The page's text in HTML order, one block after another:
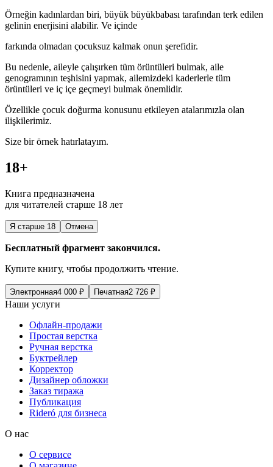
Örneğin kadınlardan biri, büyük büyükbabası tarafından terk edilen
gelinin enerjisini alabilir. Ve içinde
farkında olmadan çocuksuz kalmak onun şerefidir.
Bu nedenle, aileyle çalışırken tüm örüntüleri bulmak, aile
genogramının teşhisini yapmak, ailemizdeki kaderlerle tüm
örüntüleri ve iç içe geçmeyi bulmak önemlidir.
Özellikle çocuk doğurma konusunu etkileyen atalarımızla olan
ilişkilerimiz.
Size bir örnek hatırlatayım.
18+
Книга предназначена
для читателей старше 18 лет
Я старше 18 Отмена
Бесплатный фрагмент закончился.
Купите книгу, чтобы продолжить чтение.
Электронная4 000 ₽ Печатная2 726 ₽
Наши услуги
Офлайн-продажи
Простая верстка
Ручная верстка
Буктрейлер
Корректор
Дизайнер обложки
Заказ тиража
Публикация
Rideró для бизнеса
О нас
О сервисе